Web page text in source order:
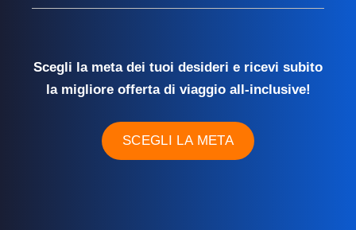
Scegli la meta dei tuoi desideri e ricevi subito
la migliore offerta di viaggio all-inclusive!
SCEGLI LA META